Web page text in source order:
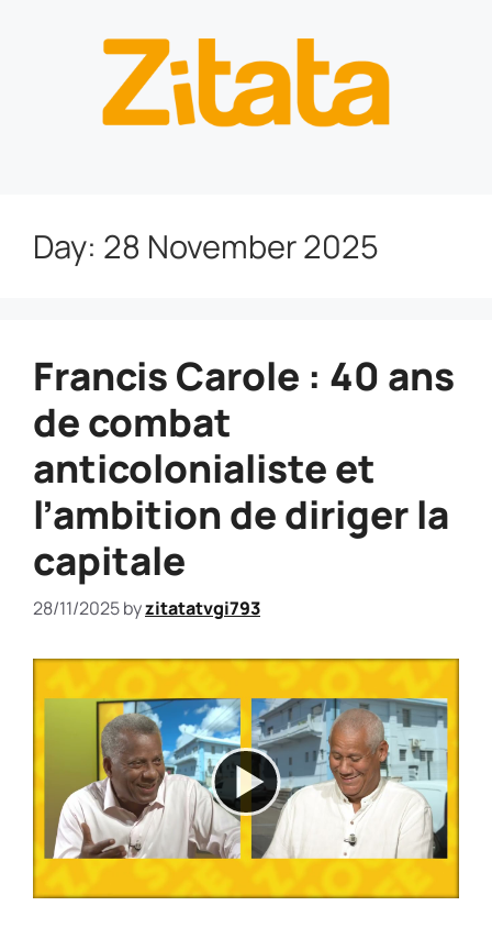
Day: 28 November 2025
Francis Carole : 40 ans
de combat
anticolonialiste et
l’ambition de diriger la
capitale
28/11/2025byzitatatvgi793